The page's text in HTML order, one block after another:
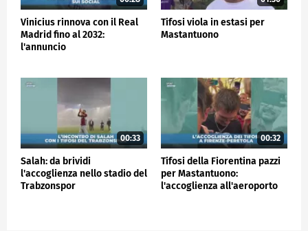
Vinicius rinnova con il Real
Madrid fino al 2032:
l'annuncio
Tifosi viola in estasi per
Mastantuono
00:33
Salah: da brividi
l'accoglienza nello stadio del
Trabzonspor
00:32
Tifosi della Fiorentina pazzi
per Mastantuono:
l'accoglienza all'aeroporto